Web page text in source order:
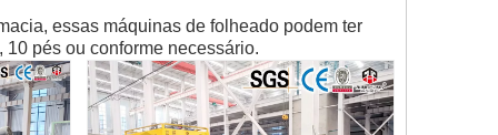
essas máquinas de folheado podem ter
pés ou conforme necessário.